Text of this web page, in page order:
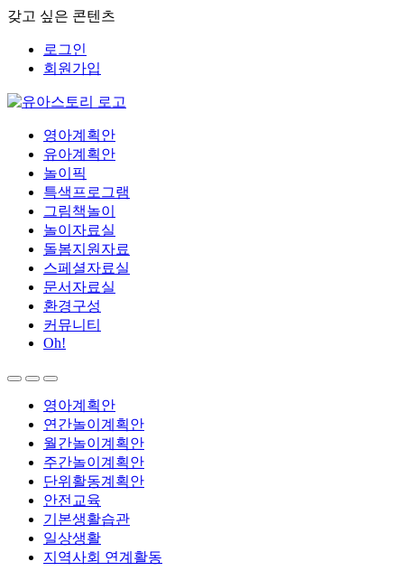
갖고 싶은 콘텐츠
로그인
회원가입
영아계획안
유아계획안
놀이픽
특색프로그램
그림책놀이
놀이자료실
돌봄지원자료
스페셜자료실
문서자료실
환경구성
커뮤니티
Oh!
영아계획안
연간놀이계획안
월간놀이계획안
주간놀이계획안
단위활동계획안
안전교육
기본생활습관
일상생활
지역사회 연계활동